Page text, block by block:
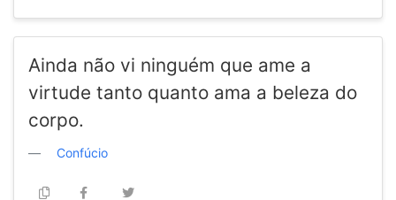
Ainda não vi ninguém que ame a
virtude tanto quanto ama a beleza do
corpo.
Confúcio